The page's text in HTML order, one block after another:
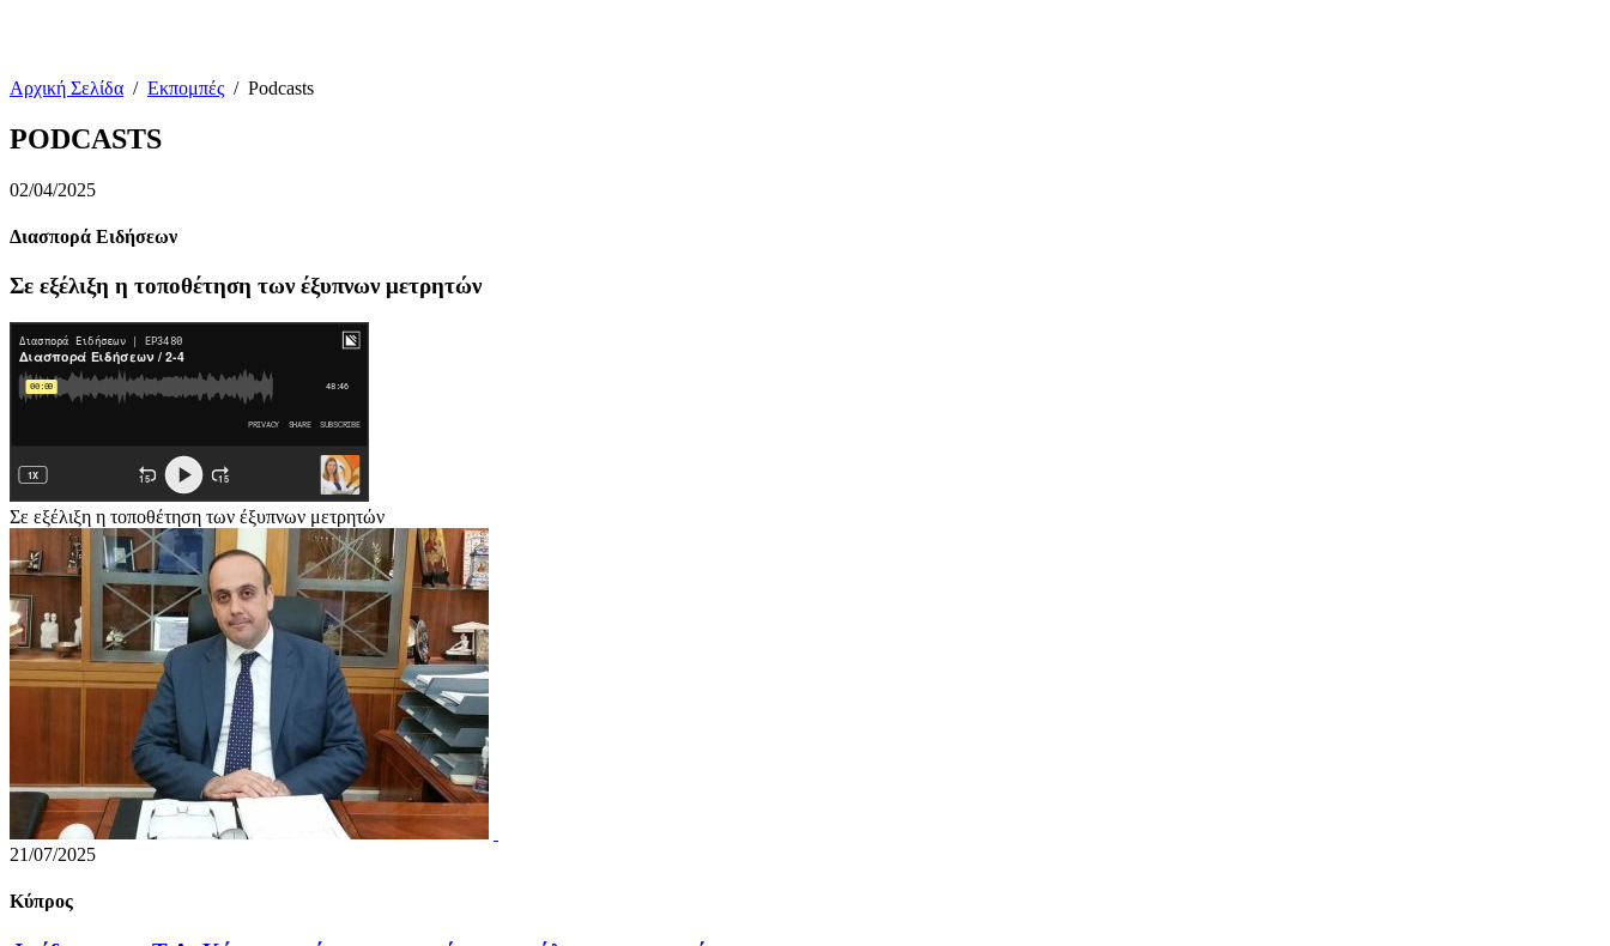
Αρχική Σελίδα / Εκπομπές / Podcasts
PODCASTS
02/04/2025
Διασπορά Ειδήσεων
Σε εξέλιξη η τοποθέτηση των έξυπνων μετρητών
Σε εξέλιξη η τοποθέτηση των έξυπνων μετρητών
21/07/2025
Κύπρος